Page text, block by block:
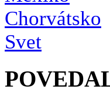
Chorvátsko
Svet